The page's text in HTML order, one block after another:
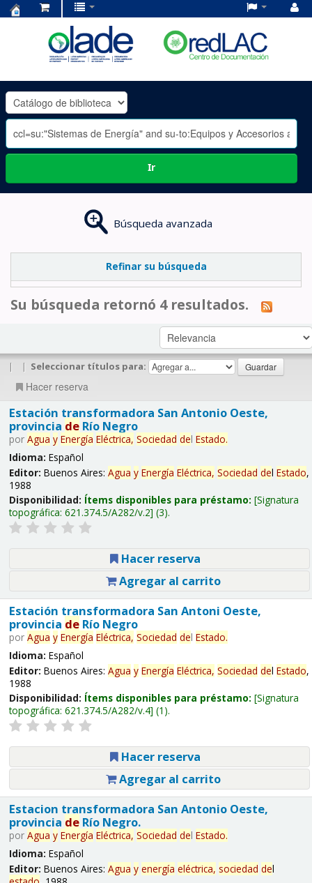
OLADE
-
Ir
Búsqueda avanzada
Refinar su búsqueda
Su búsqueda retornó 4 resultados.
| | Seleccionar títulos para:
Hacer reserva
Estación transformadora San Antonio Oeste,
provincia deRío Negro
por Agua y Energía Eléctrica, Sociedad del Estado.
Idioma: Español
Editor: Buenos Aires: Agua y Energía Eléctrica, Sociedad del Estado,
1988
Disponibilidad: Ítems disponibles para préstamo: Signatura
topográfica: 621.374.5/A282/v.2 (3).
Hacer reserva
Agregar al carrito
Estación transformadora San Antoni Oeste,
provincia deRío Negro
por Agua y Energía Eléctrica, Sociedad del Estado.
Idioma: Español
Editor: Buenos Aires: Agua y Energía Eléctrica, Sociedad del Estado,
1988
Disponibilidad: Ítems disponibles para préstamo: Signatura
topográfica: 621.374.5/A282/v.4 (1).
Hacer reserva
Agregar al carrito
Estacion transformadora San Antonio Oeste,
provincia deRío Negro.
por Agua y Energía Eléctrica, Sociedad del Estado.
Idioma: Español
Editor: Buenos Aires: Agua y energía eléctrica, sociedad del